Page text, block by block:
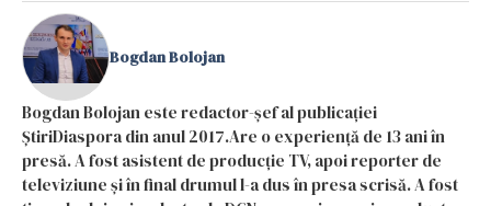
Bogdan Bolojan
Bogdan Bolojan este redactor-șef al publicației
ȘtiriDiaspora din anul 2017.Are o experiență de 13 ani în
presă. A fost asistent de producție TV, apoi reporter de
televiziune și în final drumul l-a dus în presa scrisă. A fost